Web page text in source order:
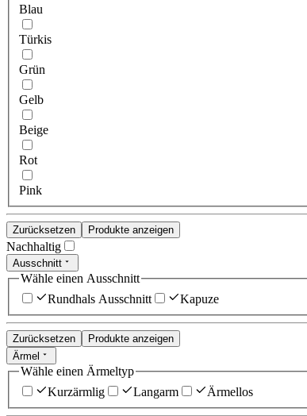
Blau
Türkis
Grün
Gelb
Beige
Rot
Pink
Zurücksetzen Produkte anzeigen
Nachhaltig
Ausschnitt
Wähle einen Ausschnitt
Rundhals Ausschnitt
Kapuze
Zurücksetzen
Produkte anzeigen
Ärmel
Wähle einen Ärmeltyp
Kurzärmlig
Langarm Ärmellos